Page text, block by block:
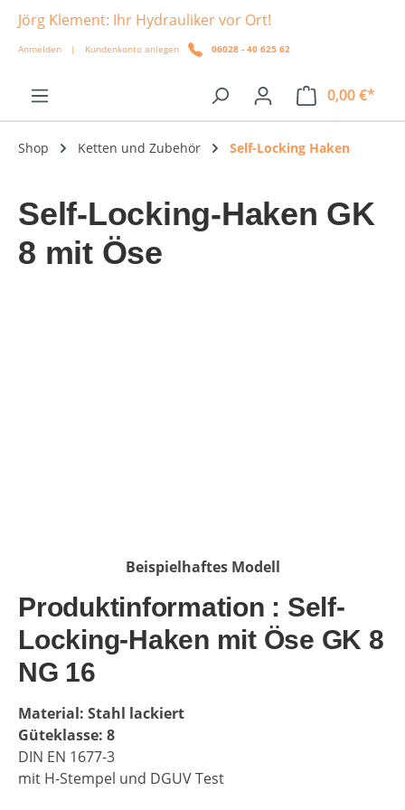
springen
Jörg Klement: Ihr Hydrauliker vor Ort!
Anmelden | Kundenkonto anlegen 06028 - 40 625 62
0,00 €*
Shop Ketten und Zubehör Self-Locking Haken
Self-Locking-Haken GK
8 mit Öse
Beispielhaftes Modell
Produktinformation : Self-
Locking-Haken mit Öse GK 8
NG 16
Material: Stahl lackiert
Güteklasse: 8
DIN EN 1677-3
mit H-Stempel und DGUV Test